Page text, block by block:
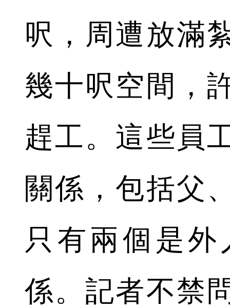
呎，周遭放滿
幾十呎空間，
趕工。這些員
關係，包括父
只有兩個是
係。記者不禁